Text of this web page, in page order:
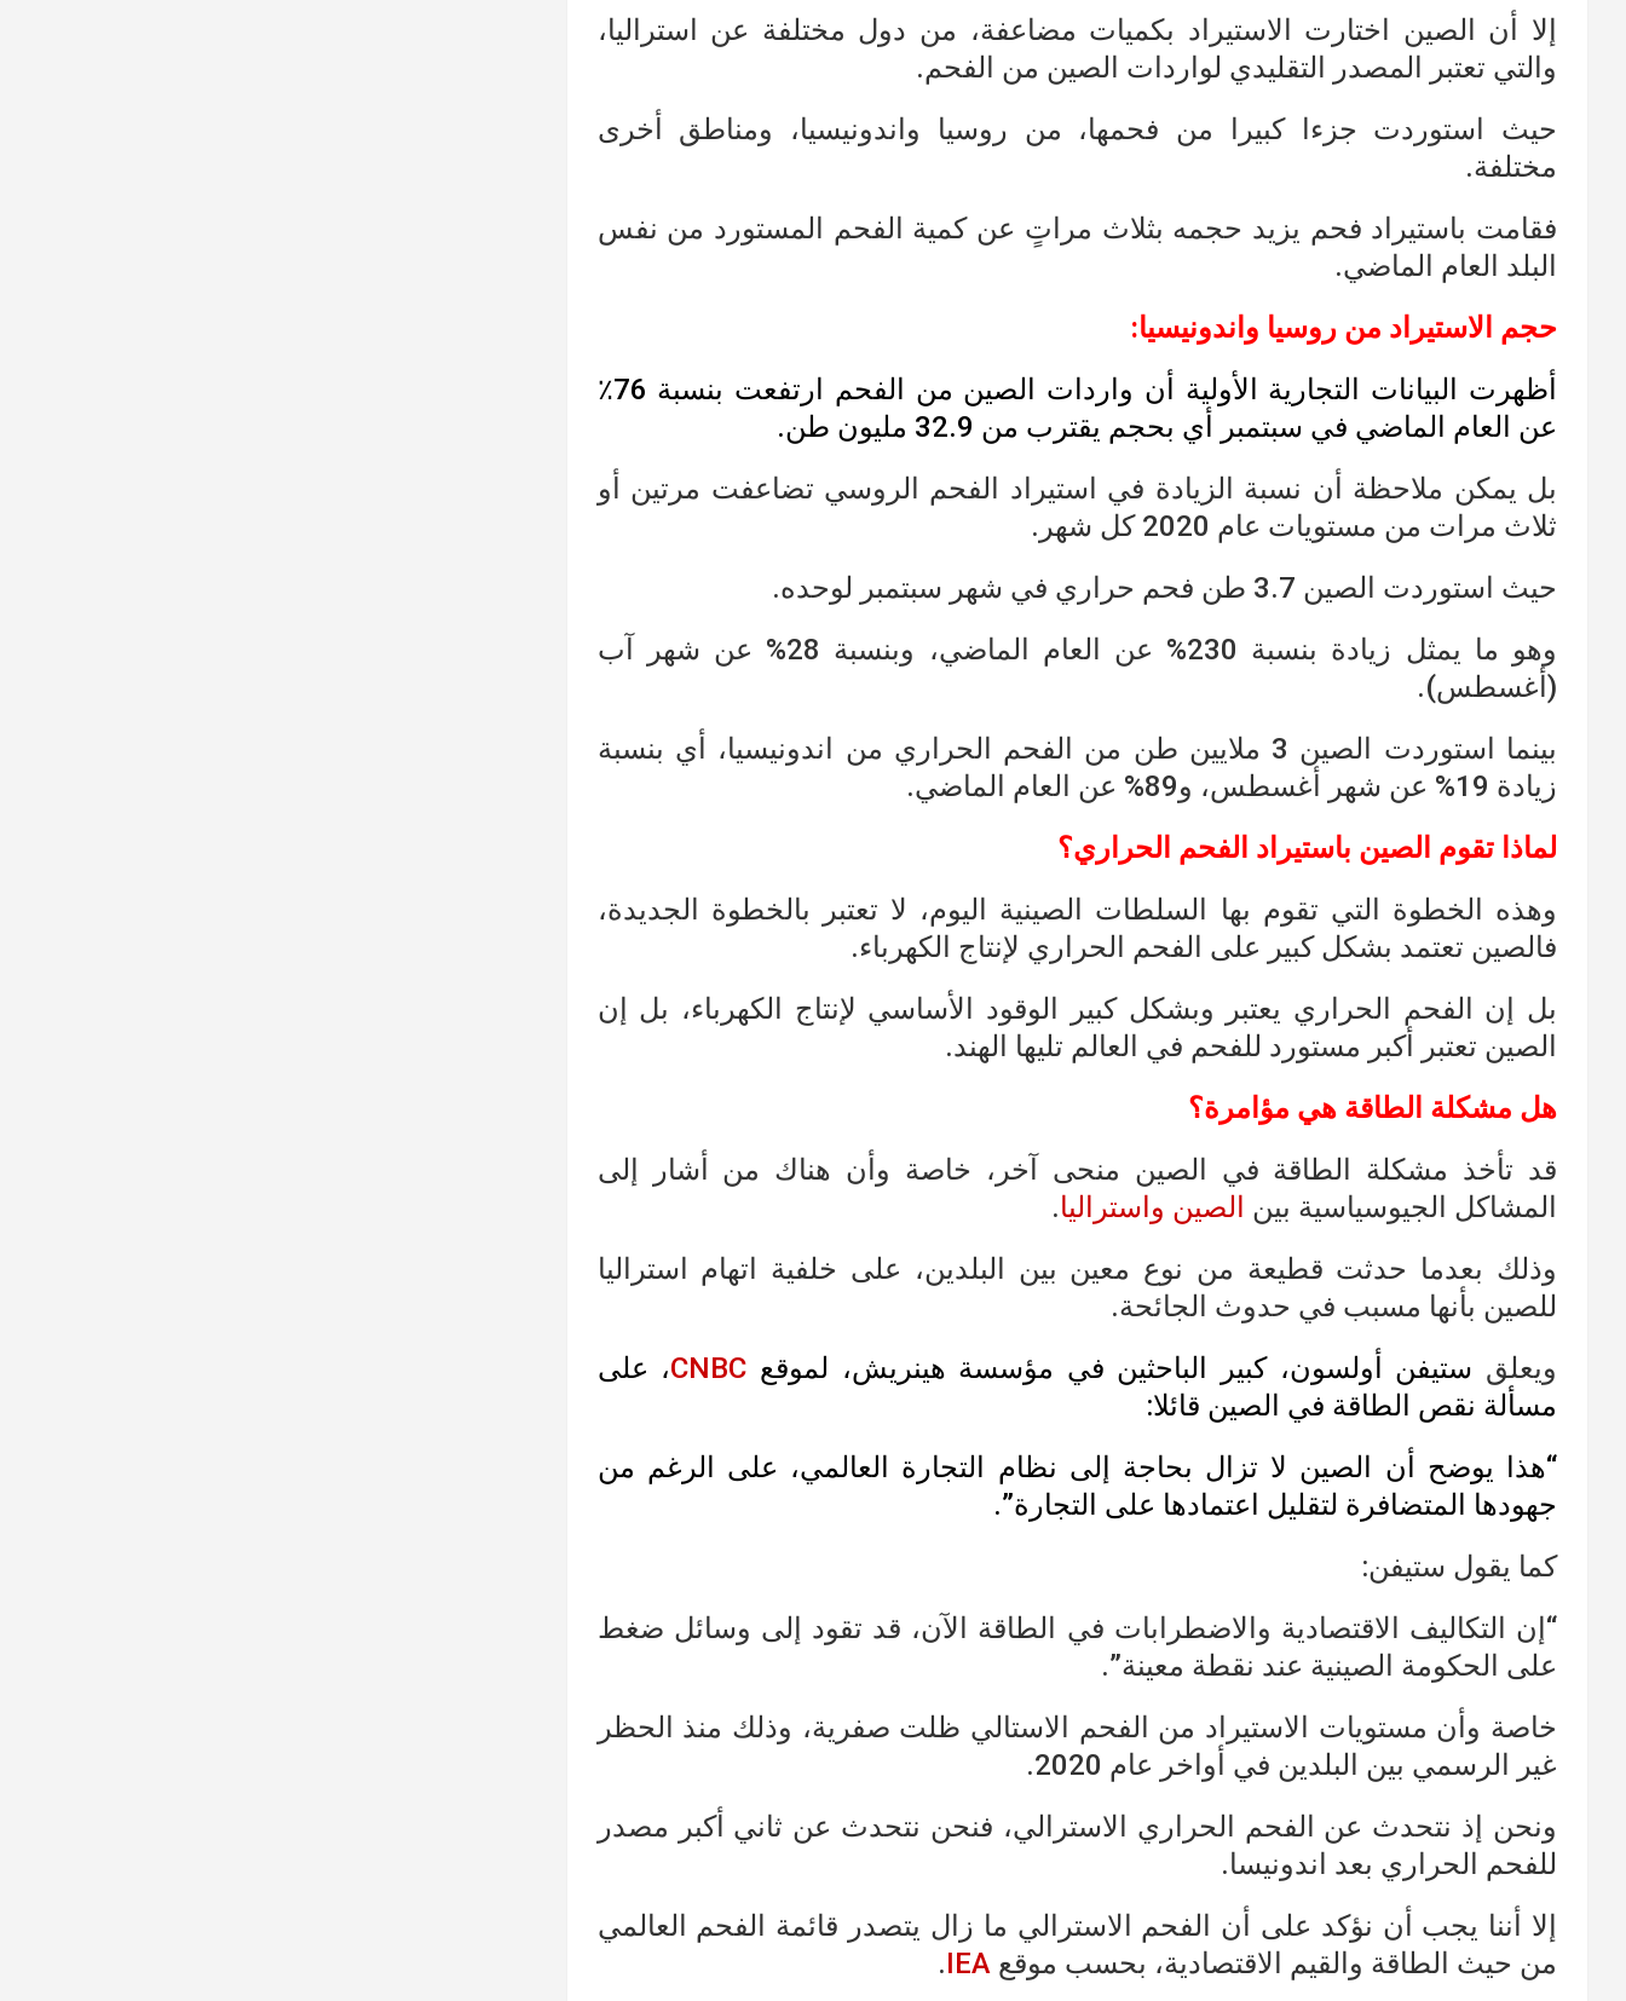
إلا أن الصين اختارت الاستيراد بكميات مضاعفة، من دول مختلفة عن استراليا،
والتي تعتبر المصدر التقليدي لواردات الصين من الفحم.
حيث استوردت جزءا كبيرا من فحمها، من روسيا واندونيسيا، ومناطق أخرى
مختلفة.
فقامت باستيراد فحم يزيد حجمه بثلاث مراتٍ عن كمية الفحم المستورد من نفس
البلد العام الماضي.
حجم الاستيراد من روسيا واندونيسيا:
أظهرت البيانات التجارية الأولية أن واردات الصين من الفحم ارتفعت بنسبة 76٪
عن العام الماضي في سبتمبر أي بحجم يقترب من 32.9 مليون طن.
بل يمكن ملاحظة أن نسبة الزيادة في استيراد الفحم الروسي تضاعفت مرتين أو
ثلاث مرات من مستويات عام 2020 كل شهر.
حيث استوردت الصين 3.7 طن فحم حراري في شهر سبتمبر لوحده.
وهو ما يمثل زيادة بنسبة 230% عن العام الماضي، وبنسبة 28% عن شهر آب
(أغسطس).
بينما استوردت الصين 3 ملايين طن من الفحم الحراري من اندونيسيا، أي بنسبة
زيادة 19% عن شهر أغسطس، و89% عن العام الماضي.
لماذا تقوم الصين باستيراد الفحم الحراري؟
وهذه الخطوة التي تقوم بها السلطات الصينية اليوم، لا تعتبر بالخطوة الجديدة،
فالصين تعتمد بشكل كبير على الفحم الحراري لإنتاج الكهرباء.
بل إن الفحم الحراري يعتبر وبشكل كبير الوقود الأساسي لإنتاج الكهرباء، بل إن
الصين تعتبر أكبر مستورد للفحم في العالم تليها الهند.
هل مشكلة الطاقة هي مؤامرة؟
قد تأخذ مشكلة الطاقة في الصين منحى آخر، خاصة وأن هناك من أشار إلى
المشاكل الجيوسياسية بين الصين واستراليا.
وذلك بعدما حدثت قطيعة من نوع معين بين البلدين، على خلفية اتهام استراليا
للصين بأنها مسبب في حدوث الجائحة.
ويعلق ستيفن أولسون، كبير الباحثين في مؤسسة هينريش، لموقع CNBC، على
مسألة نقص الطاقة في الصين قائلا:
“هذا يوضح أن الصين لا تزال بحاجة إلى نظام التجارة العالمي، على الرغم من
جهودها المتضافرة لتقليل اعتمادها على التجارة”.
كما يقول ستيفن:
“إن التكاليف الاقتصادية والاضطرابات في الطاقة الآن، قد تقود إلى وسائل ضغط
على الحكومة الصينية عند نقطة معينة”.
خاصة وأن مستويات الاستيراد من الفحم الاستالي ظلت صفرية، وذلك منذ الحظر
غير الرسمي بين البلدين في أواخر عام 2020.
ونحن إذ نتحدث عن الفحم الحراري الاسترالي، فنحن نتحدث عن ثاني أكبر مصدر
للفحم الحراري بعد اندونيسا.
إلا أننا يجب أن نؤكد على أن الفحم الاسترالي ما زال يتصدر قائمة الفحم العالمي
من حيث الطاقة والقيم الاقتصادية، بحسب موقع IEA
.